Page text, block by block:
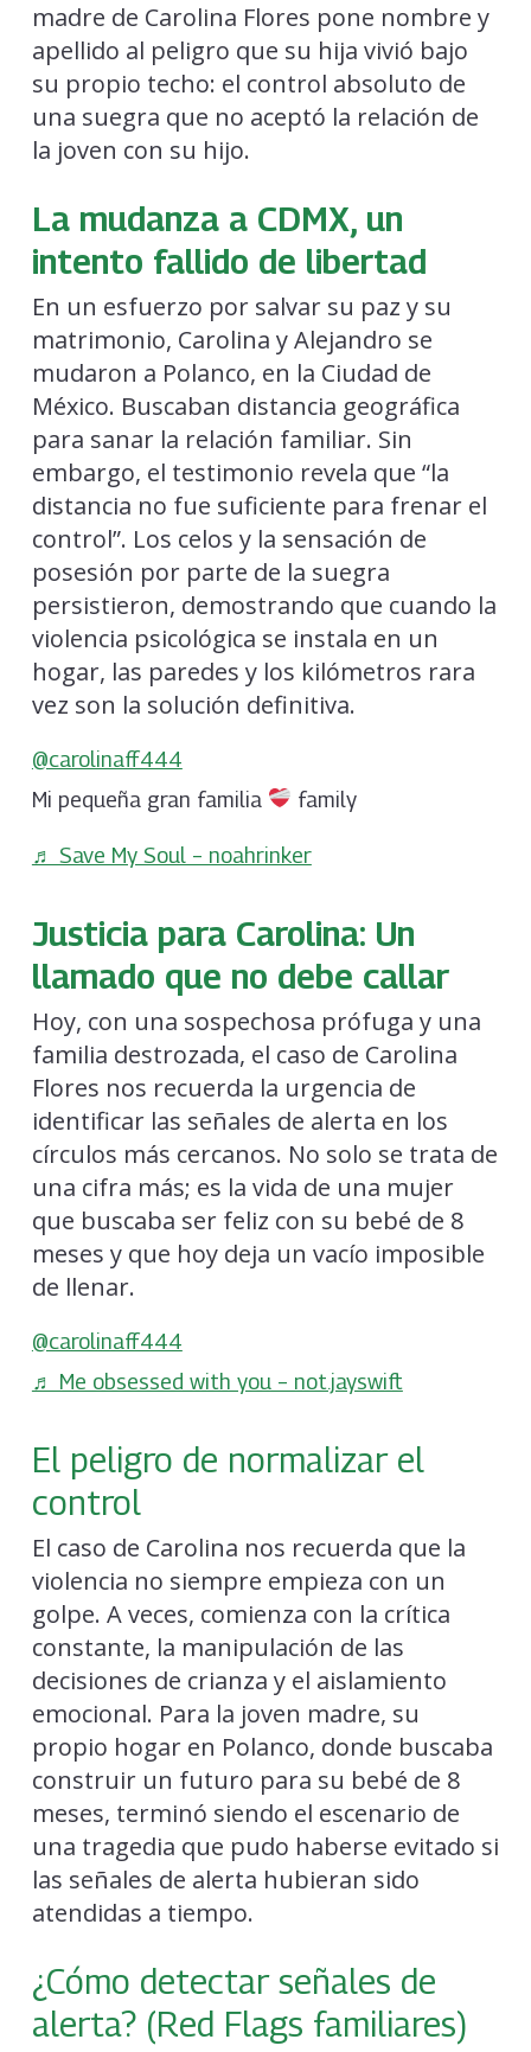
madre de Carolina Flores pone nombre y
apellido al peligro que su hija vivió bajo
su propio techo: el control absoluto de
una suegra que no aceptó la relación de
la joven con su hijo.
La mudanza a CDMX, un
intento fallido de libertad
En un esfuerzo por salvar su paz y su
matrimonio, Carolina y Alejandro se
mudaron a Polanco, en la Ciudad de
México. Buscaban distancia geográfica
para sanar la relación familiar. Sin
embargo, el testimonio revela que “la
distancia no fue suficiente para frenar el
control”. Los celos y la sensación de
posesión por parte de la suegra
persistieron, demostrando que cuando la
violencia psicológica se instala en un
hogar, las paredes y los kilómetros rara
vez son la solución definitiva.
@carolinaff444
Mi pequeña gran familia
family
♬ Save My Soul – noahrinker
Justicia para Carolina: Un
llamado que no debe callar
Hoy, con una sospechosa prófuga y una
familia destrozada, el caso de Carolina
Flores nos recuerda la urgencia de
identificar las señales de alerta en los
círculos más cercanos. No solo se trata de
una cifra más; es la vida de una mujer
que buscaba ser feliz con su bebé de 8
meses y que hoy deja un vacío imposible
de llenar.
@carolinaff444
♬ Me obsessed with you – not.jayswift
El peligro de normalizar el
control
El caso de Carolina nos recuerda que la
violencia no siempre empieza con un
golpe. A veces, comienza con la crítica
constante, la manipulación de las
decisiones de crianza y el aislamiento
emocional. Para la joven madre, su
propio hogar en Polanco, donde buscaba
construir un futuro para su bebé de 8
meses, terminó siendo el escenario de
una tragedia que pudo haberse evitado si
las señales de alerta hubieran sido
atendidas a tiempo.
¿Cómo detectar señales de
alerta? (Red Flags familiares)